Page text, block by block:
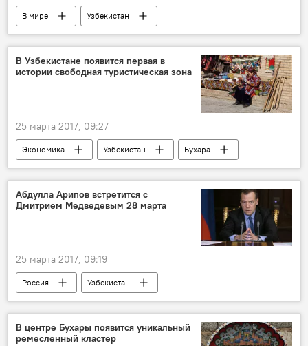
В мире
Узбекистан
Великобритания
Лондон
Шавкат Мирзиёев
Тереза Мэй
В Узбекистане появится первая в
истории свободная туристическая зона
25 марта 2017, 09:27
Экономика Узбекистан
Бухара
Бухарская область
Абдулла Арипов встретится с
Дмитрием Медведевым 28 марта
25 марта 2017, 09:19
Россия
Узбекистан
Дмитрий Медведев
Абдулла Арипов
Политика
В центре Бухары появится уникальный
ремесленный кластер